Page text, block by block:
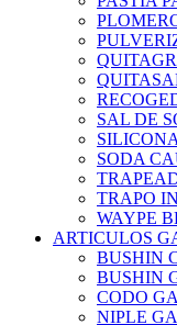
SAL DE
SODA
TRAPO
WAYPE
ARTICULOS
BUSHIN
BUSHIN
CODO
NIPLE